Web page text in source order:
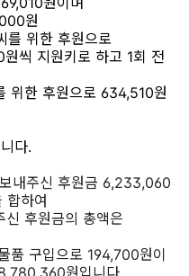
원
를 위한 후원으로
씩 지원키로 하고 1회 전
위한 후원으로 634,510원
다.
내주신 후원금 6,233,060
하여
후원금의 총액은
품 구입으로 194,700원이
원입니다.